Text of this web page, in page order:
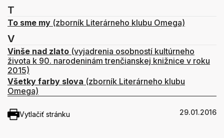
T
To sme my (zborník Literárneho klubu Omega)
V
Vinše nad zlato (vyjadrenia osobností kultúrneho
života k 90. narodeninám trenčianskej knižnice v roku
2015)
Všetky farby slova (zborník Literárneho klubu
Omega)
Vytlačiť stránku 29.01.2016